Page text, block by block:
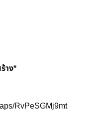
าง*
RvPeSGMj9mt